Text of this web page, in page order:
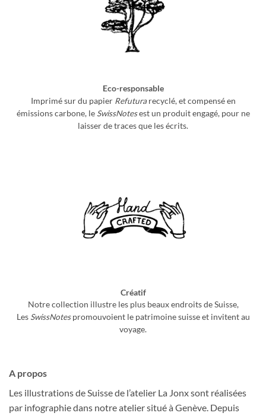
Eco-responsable
Imprimé sur du papier Refuturarecyclé, et compensé en
émissions carbone, le SwissNotesest un produit engagé, pour ne
laisser de traces que les écrits.
Créatif
Notre collection illustre les plus beaux endroits de Suisse,
Les SwissNotespromouvoient le patrimoine suisse et invitent au
voyage.
A propos
Les illustrations de Suisse de l’atelier La Jonx sont réalisées
par infographie dans notre atelier situé à Genève. Depuis